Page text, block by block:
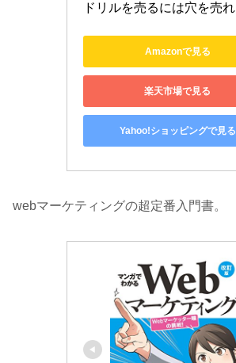
ドリルを売るには穴を売れ
Amazonで見る
楽天市場で見る
Yahoo!ショッピングで見る
webマーケティングの超定番入門書。